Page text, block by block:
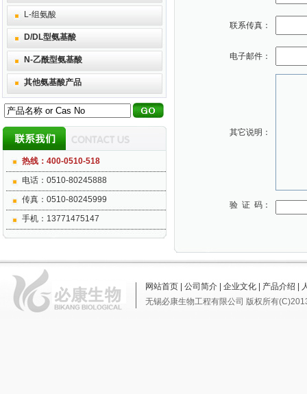
L-组氨酸
D/DL型氨基酸
N-乙酰型氨基酸
其他氨基酸产品
热线：400-0510-518
电话：0510-80245888
传真：0510-80245999
手机：13771475147
联系传真：
电子邮件：
其它说明：
验 证 码：
网站首页| 公司简介| 企业文化| 产品介绍
无锡必康生物工程有限公司 版权所有